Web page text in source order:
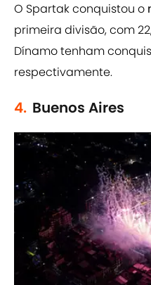
O Spartak conquistou o
primeira divisão, com
Dínamo tenham
respectivamente.
4. Buenos Aires